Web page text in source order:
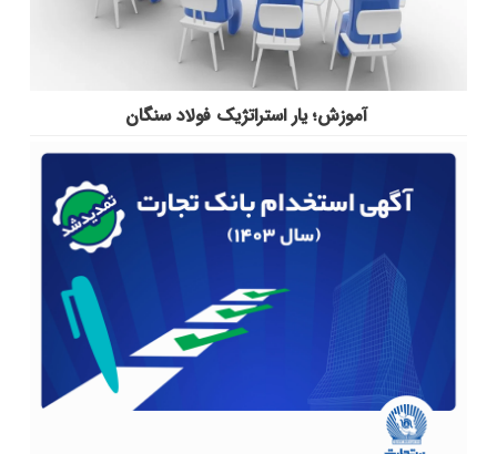
آموزش؛ یار استراتژیک فولاد سنگان